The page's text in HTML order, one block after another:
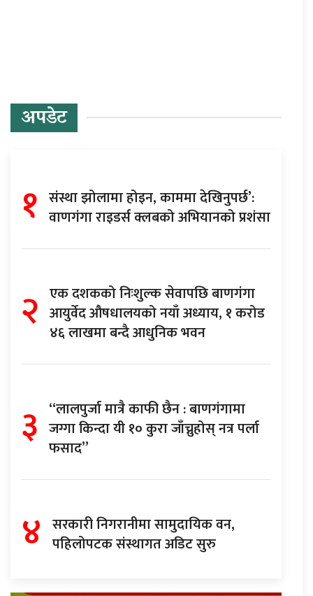
अपडेट
१ संस्था झोलामा होइन, काममा देखिनुपर्छ’:
वाणगंगा राइडर्स क्लबको अभियानको प्रशंसा
२ एक दशकको निःशुल्क सेवापछि बाणगंगा
आयुर्वेद औषधालयको नयाँ अध्याय, १ करोड
४६ लाखमा बन्दै आधुनिक भवन
३ “लालपुर्जा मात्रै काफी छैन : बाणगंगामा
जग्गा किन्दा यी १० कुरा जाँच्नुहोस् नत्र पर्ला
फसाद”
४ सरकारी निगरानीमा सामुदायिक वन,
पहिलोपटक संस्थागत अडिट सुरु